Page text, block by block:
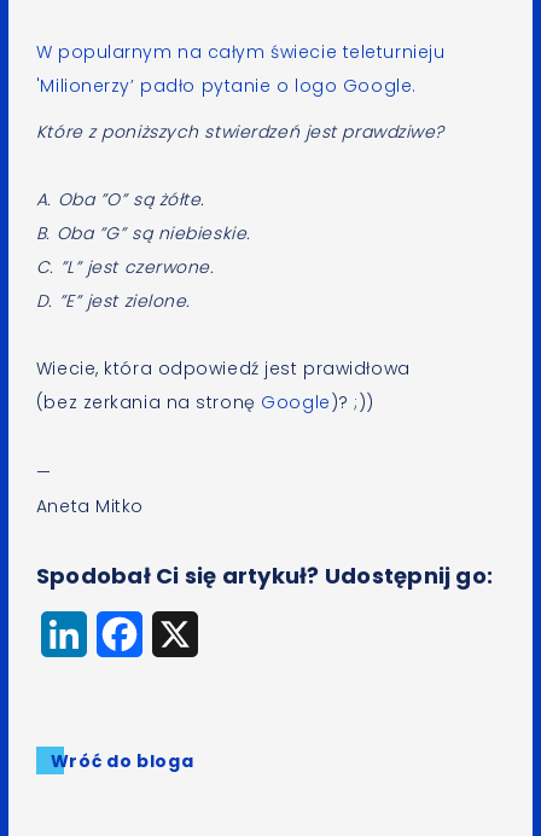
W popularnym na całym świecie teleturnieju
'Milionerzy’ padło pytanie o logo Google.
Które z poniższych stwierdzeń jest prawdziwe?
A. Oba ”O” są żółte.
B. Oba ”G” są niebieskie.
C. ”L” jest czerwone.
D. ”E” jest zielone.
Wiecie, która odpowiedź jest prawidłowa
(bez zerkania na stronę Google )? ;))
—
Aneta Mitko
Spodobał Ci się artykuł? Udostępnij go:
LinkedInFacebook
Wróć do bloga